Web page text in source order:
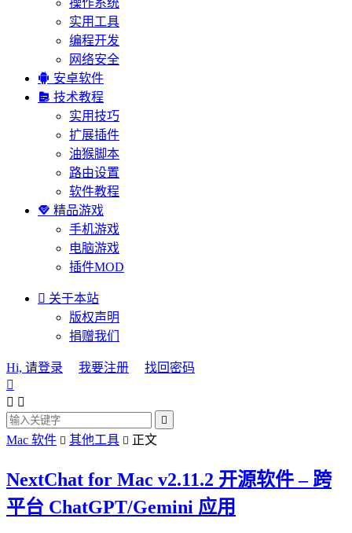
操作系统
实用工具
编程开发
网络安全
 安卓软件
 技术教程
实用技巧
扩展插件
油猴脚本
路由设置
软件教程
 精品游戏
手机游戏
电脑游戏
插件MOD
 关于本站
版权声明
捐赠我们
Hi, 请登录 我要注册
找回密码

 

Mac 软件  其他工具  正文
NextChat for Mac v2.11.2 开源软件 – 跨
平台 ChatGPT/Gemini 应用